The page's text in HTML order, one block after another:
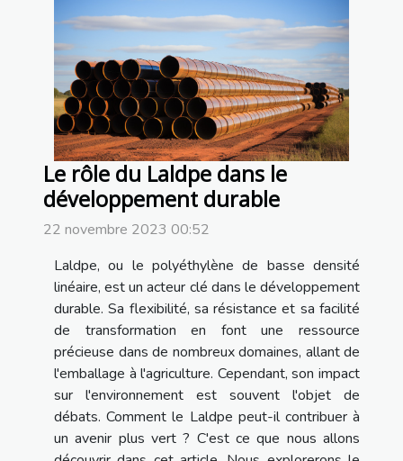
Le rôle du Laldpe dans le
développement durable
22 novembre 2023 00:52
Laldpe, ou le polyéthylène de basse densité
linéaire, est un acteur clé dans le développement
durable. Sa flexibilité, sa résistance et sa facilité
de transformation en font une ressource
précieuse dans de nombreux domaines, allant de
l'emballage à l'agriculture. Cependant, son impact
sur l'environnement est souvent l'objet de
débats. Comment le Laldpe peut-il contribuer à
un avenir plus vert ? C'est ce que nous allons